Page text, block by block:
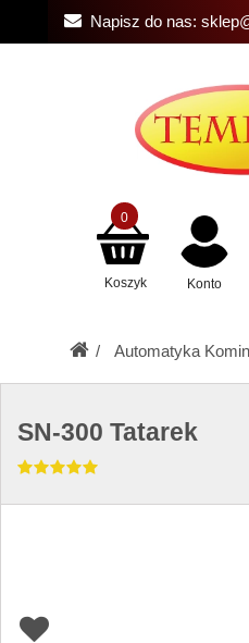
Napisz do nas:
Koszyk
0
Konto
Automatyka
SN-300 Tatarek